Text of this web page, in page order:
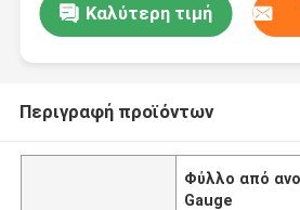
Καλύτερη τιμή
Περιγραφή προϊόντων
Φύλλο από
Gauge